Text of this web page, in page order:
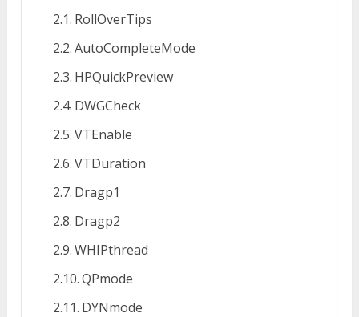
RollOverTips
AutoCompleteMode
HPQuickPreview
DWGCheck
VTEnable
VTDuration
Dragp1
Dragp2
WHIPthread
QPmode
DYNmode